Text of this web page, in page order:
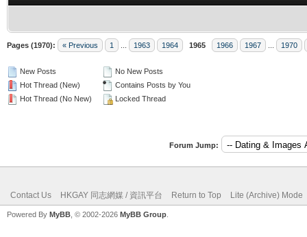
Pages (1970): « Previous 1 1963 1964 1965 1966 1967 1970
New Posts
Hot Thread (New)
Hot Thread (No New)
No New Posts
Contains Posts by You
Locked Thread
Forum Jump:
Contact Us HKGAY 同志網媒 / 資訊平台 Return to Top Lite (Archive) Mode
Powered By MyBB , © 2002-2026 MyBB Group